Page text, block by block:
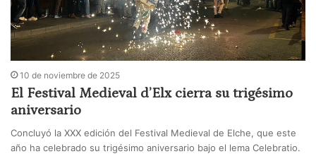
10 de noviembre de 2025
El Festival Medieval d’Elx cierra su trigésimo
aniversario
Concluyó la XXX edición del Festival Medieval de Elche, que este
año ha celebrado su trigésimo aniversario bajo el lema Celebratio.